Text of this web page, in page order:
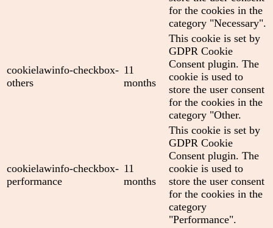
for the cookies in the
category "Necessary".
cookielawinfo-checkbox-
others
11
months
This cookie is set by
GDPR Cookie
Consent plugin. The
cookie is used to
store the user consent
for the cookies in the
category "Other.
cookielawinfo-checkbox-
performance
11
months
This cookie is set by
GDPR Cookie
Consent plugin. The
cookie is used to
store the user consent
for the cookies in the
category
"Performance".